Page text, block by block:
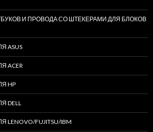
И ПРОВОДА СО ШТЕКЕРАМИ ДЛЯ БЛОКОВ
ASUS
ACER
HP
DELL
FUJITSU/IBM